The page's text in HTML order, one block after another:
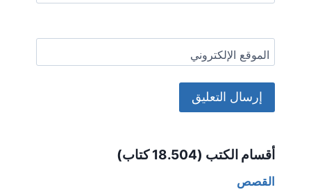
الموقع الإلكتروني
أقسام الكتب (18.504 كتاب)
القصص